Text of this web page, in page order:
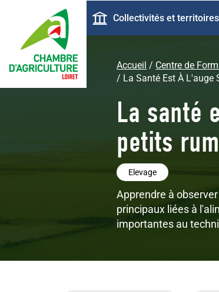
contenu
principal
principaleCollectivités et territoires
Accueil
Centre de
La Santé Est À L'auge
La santé
petits
Elevage
Apprendre à
principaux liées à
importantes au